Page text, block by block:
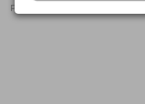
Реклами